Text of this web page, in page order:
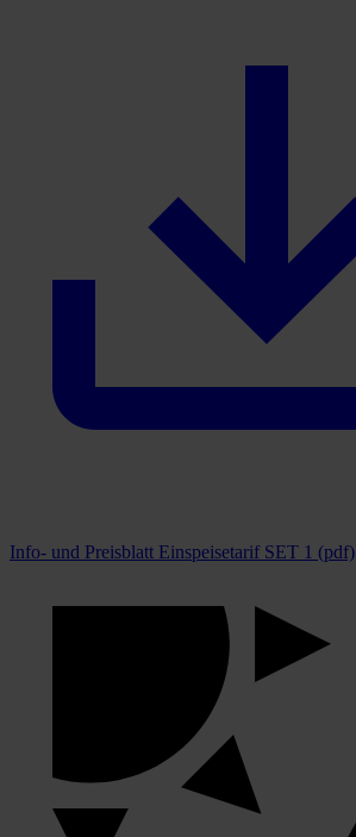
Info- und Preisblatt Einspeisetarif SET 1 (pdf)